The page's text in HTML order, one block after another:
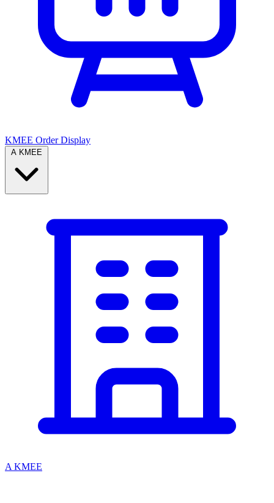
KMEE Order Display
A KMEE